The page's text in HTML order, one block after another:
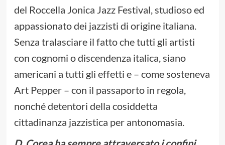
del Roccella Jonica Jazz Festival, studioso ed
appassionato dei jazzisti di origine italiana.
Senza tralasciare il fatto che tutti gli artisti
con cognomi o discendenza italica, siano
americani a tutti gli effetti e – come sosteneva
Art Pepper – con il passaporto in regola,
nonché detentori della cosiddetta
cittadinanza jazzistica per antonomasia.